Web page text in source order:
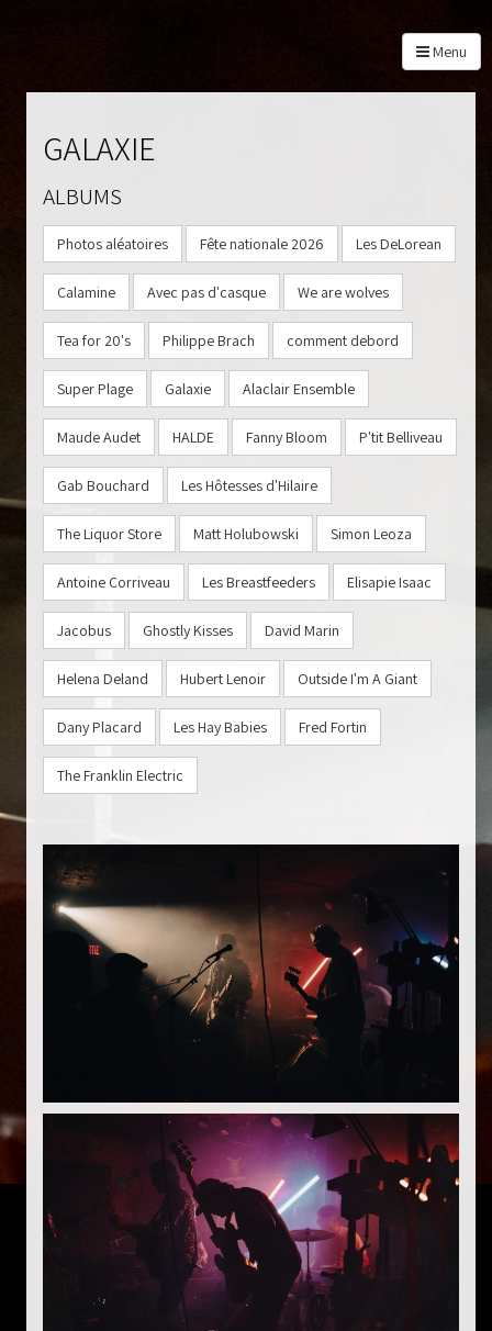
Menu
À PROPOS
PROGRAMMATION
BILLETS
PHOTOS
PARTENAIRES
CONTACT
GALAXIE
ALBUMS
Photos aléatoires Fête nationale 2026 Les DeLorean
Calamine Avec pas d'casque We are wolves
Tea for 20's Philippe Brach comment debord
Super Plage Galaxie Alaclair Ensemble
Maude Audet HALDE Fanny Bloom P'tit Belliveau
Gab Bouchard Les Hôtesses d'Hilaire
The Liquor Store Matt Holubowski Simon Leoza
Antoine Corriveau Les Breastfeeders Elisapie Isaac
Jacobus Ghostly Kisses David Marin
Helena Deland Hubert Lenoir Outside I'm A Giant
Dany Placard Les Hay Babies Fred Fortin
The Franklin Electric